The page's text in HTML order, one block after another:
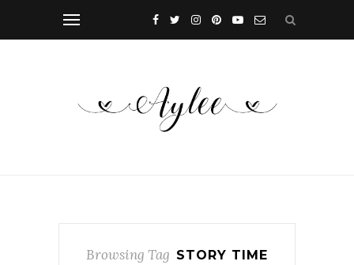
Browsing Tag STORY TIME